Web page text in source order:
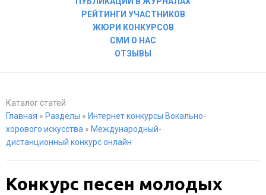
РЕЙТИНГИ УЧАСТНИКОВ
ЖЮРИ КОНКУРСОВ
СМИ О НАС
ОТЗЫВЫ
Каталог статей
Главная » Разделы » Интернет конкурсы Вокально-
хорового искусства » Международный-
дистанционный конкурс онлайн
Конкурс песен молодых